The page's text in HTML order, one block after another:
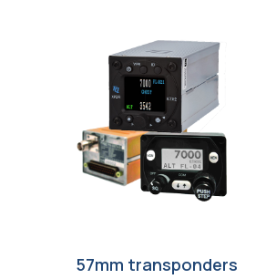
57mm transponders